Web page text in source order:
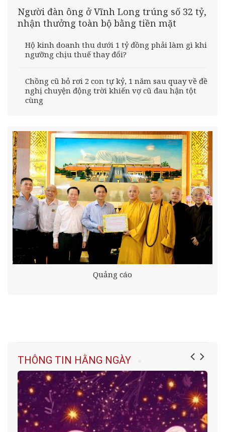
Người đàn ông ở Vĩnh Long trúng số 32 tỷ,
nhận thưởng toàn bộ bằng tiền mặt
Hộ kinh doanh thu dưới 1 tỷ đồng phải làm gì khi
ngưỡng chịu thuế thay đổi?
Chồng cũ bỏ rơi 2 con tự kỷ, 1 năm sau quay về đề
nghị chuyện động trời khiến vợ cũ đau hận tột
cùng
Quảng cáo
THÔNG TIN HẰNG NGÀY